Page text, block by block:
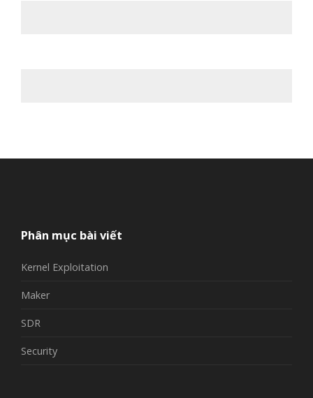
Phân mục bài viết
Kernel Exploitation
Maker
SDR
Security